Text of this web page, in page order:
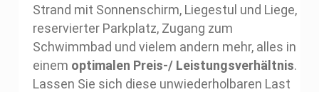
Strand mit Sonnenschirm, Liegestul und Liege,
reservierter Parkplatz, Zugang zum
Schwimmbad und vielem andern mehr, alles in
einem optimalen Preis-/ Leistungsverhältnis.
Lassen Sie sich diese unwiederholbaren Last